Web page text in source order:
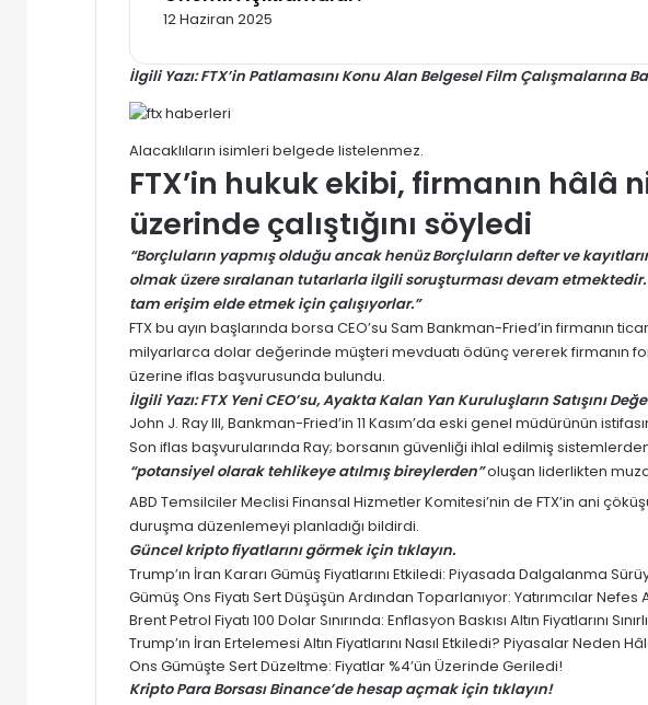
12 Haziran 2025
İlgili Yazı:FTX’in Patlamasını Konu Alan Belgesel Film Çalışmalarına
Alacaklıların isimleri belgede listelenmez.
FTX’in hukuk ekibi, firmanın hâlâ
üzerinde çalıştığını söyledi
“Borçluların yapmış olduğu ancak henüz Borçluların defter ve
olmak üzere sıralanan tutarlarla ilgili soruşturması devam
tam erişim elde etmek için çalışıyorlar.”
FTXbu ayın başlarında borsa CEO’su Sam Bankman-Fried’in firmanın
milyarlarca dolar değerinde müşteri mevduatı ödünç vererek firmanın
üzerine iflas başvurusunda bulundu.
İlgili Yazı:FTX Yeni CEO’su, Ayakta Kalan Yan Kuruluşların Satışını
John J. Ray III, Bankman-Fried’in 11 Kasım’da eski genel müdürünün
Son iflas başvurularında Ray; borsanın güvenliği ihlal edilmiş
“potansiyel olarak tehlikeye atılmış bireylerden”oluşan liderlikten
ABD Temsilciler Meclisi Finansal Hizmetler Komitesi’nin de FTX’in ani
duruşma düzenlemeyi planladığı bildirdi.
Güncel kriptofiyatlarını görmek için tıklayın.
Trump’ın İran Kararı Gümüş Fiyatlarını Etkiledi: Piyasada Dalgalanma
Gümüş Ons Fiyatı Sert Düşüşün Ardından Toparlanıyor: Yatırımcılar Nefes
Brent Petrol Fiyatı 100 Dolar Sınırında: Enflasyon Baskısı Altın Fiyatlarını
Trump’ın İran Ertelemesi Altın Fiyatlarını Nasıl Etkiledi? Piyasalar Neden
Ons Gümüşte Sert Düzeltme: Fiyatlar %4’ün Üzerinde Geriledi!
Kripto Para Borsası Binance’de hesap açmak için tıklayın!